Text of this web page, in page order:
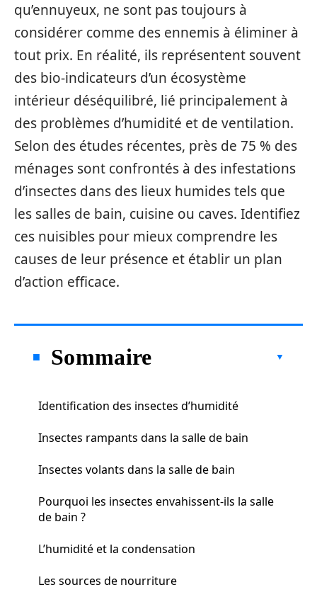
qu’ennuyeux, ne sont pas toujours à
considérer comme des ennemis à éliminer à
tout prix. En réalité, ils représentent souvent
des bio-indicateurs d’un écosystème
intérieur déséquilibré, lié principalement à
des problèmes d’humidité et de ventilation.
Selon des études récentes, près de 75 % des
ménages sont confrontés à des infestations
d’insectes dans des lieux humides tels que
les salles de bain, cuisine ou caves. Identifiez
ces nuisibles pour mieux comprendre les
causes de leur présence et établir un plan
d’action efficace.
Sommaire
Identification des insectes d’humidité
Insectes rampants dans la salle de bain
Insectes volants dans la salle de bain
Pourquoi les insectes envahissent-ils la salle
de bain ?
L’humidité et la condensation
Les sources de nourriture